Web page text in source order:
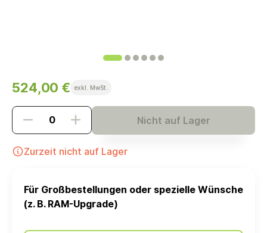
524,00 € exkl. MwSt.
Nicht auf Lager
Zurzeit nicht auf Lager
Für Großbestellungen oder spezielle Wünsche
(z. B. RAM-Upgrade)